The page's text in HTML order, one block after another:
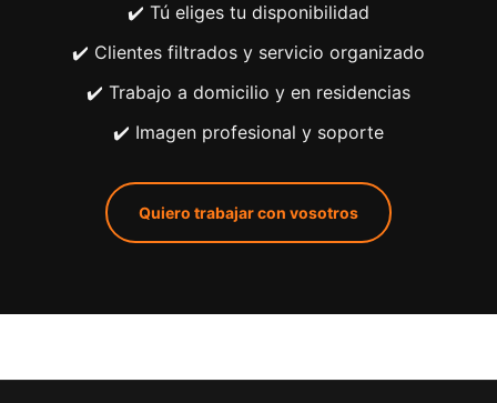
✔️ Tú eliges tu disponibilidad
✔️ Clientes filtrados y servicio organizado
✔️ Trabajo a domicilio y en residencias
✔️ Imagen profesional y soporte
Quiero trabajar con vosotros